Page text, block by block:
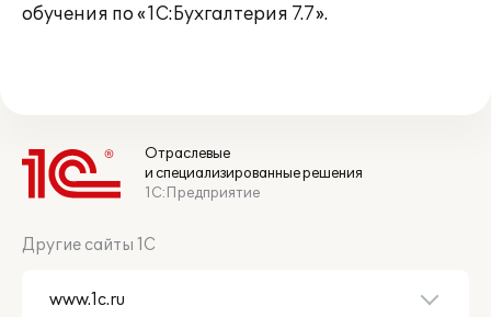
обучения по «1С:Бухгалтерия 7.7».
Отраслевые
и специализированные решения
1С:Предприятие
Другие сайты 1С